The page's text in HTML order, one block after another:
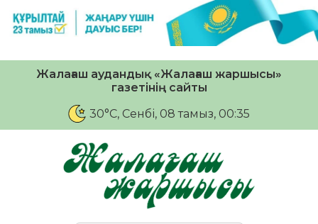
Жалағаш аудандық «Жалағаш жаршысы»
газетінің сайты
30°C, Сенбі, 08 тамыз, 00:35